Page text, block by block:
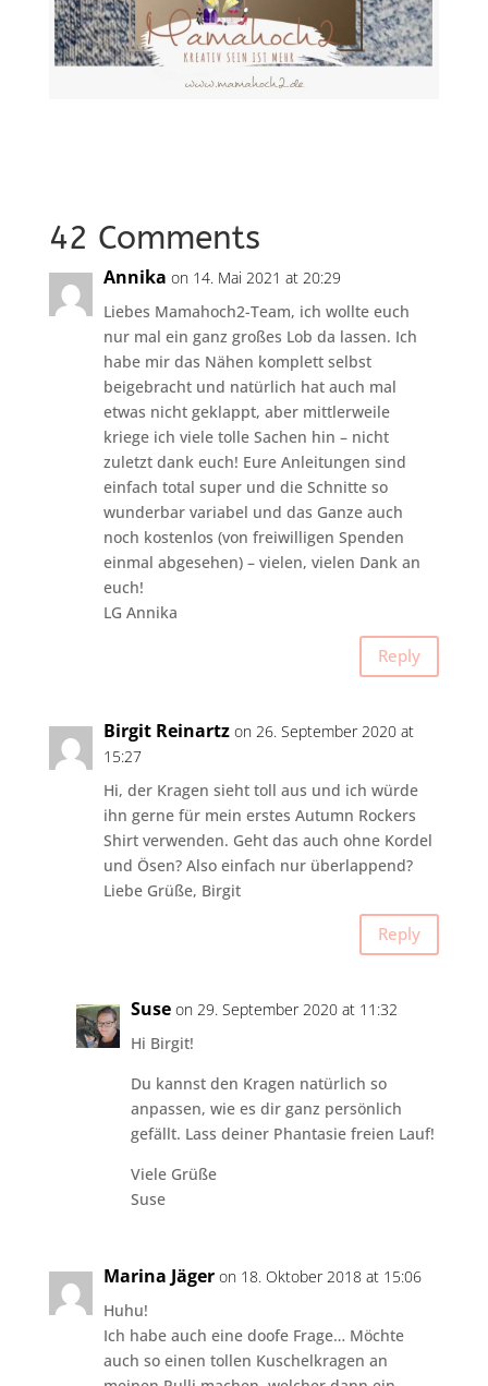
42 Comments
Annika on 14. Mai 2021 at 20:29
Liebes Mamahoch2-Team, ich wollte euch
nur mal ein ganz großes Lob da lassen. Ich
habe mir das Nähen komplett selbst
beigebracht und natürlich hat auch mal
etwas nicht geklappt, aber mittlerweile
kriege ich viele tolle Sachen hin – nicht
zuletzt dank euch! Eure Anleitungen sind
einfach total super und die Schnitte so
wunderbar variabel und das Ganze auch
noch kostenlos (von freiwilligen Spenden
einmal abgesehen) – vielen, vielen Dank an
euch!
LG Annika
Reply
Birgit Reinartz on 26. September 2020 at
15:27
Hi, der Kragen sieht toll aus und ich würde
ihn gerne für mein erstes Autumn Rockers
Shirt verwenden. Geht das auch ohne Kordel
und Ösen? Also einfach nur überlappend?
Liebe Grüße, Birgit
Reply
Suse on 29. September 2020 at 11:32
Hi Birgit!
Du kannst den Kragen natürlich so
anpassen, wie es dir ganz persönlich
gefällt. Lass deiner Phantasie freien Lauf!
Viele Grüße
Suse
Marina Jäger on 18. Oktober 2018 at 15:06
Huhu!
Ich habe auch eine doofe Frage… Möchte
auch so einen tollen Kuschelkragen an